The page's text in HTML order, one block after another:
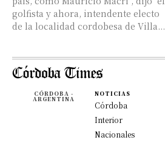
golfista y ahora, intendente electo
de la localidad cordobesa de Villa...
CÓRDOBA -
ARGENTINA
NOTICIAS
Córdoba
Interior
Nacionales